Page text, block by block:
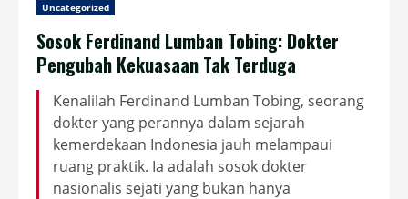
Uncategorized
Sosok Ferdinand Lumban Tobing: Dokter
Pengubah Kekuasaan Tak Terduga
Kenalilah Ferdinand Lumban Tobing, seorang
dokter yang perannya dalam sejarah
kemerdekaan Indonesia jauh melampaui
ruang praktik. Ia adalah sosok dokter
nasionalis sejati yang bukan hanya